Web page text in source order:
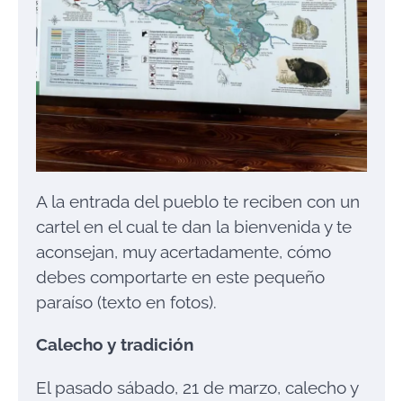
A la entrada del pueblo te reciben con un
cartel en el cual te dan la bienvenida y te
aconsejan, muy acertadamente, cómo
debes comportarte en este pequeño
paraíso (texto en fotos).
Calecho y tradición
El pasado sábado, 21 de marzo, calecho y